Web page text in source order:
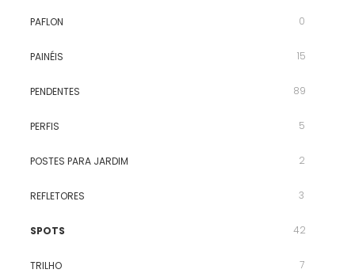
PAFLON 0
PAINÉIS 15
PENDENTES 89
PERFIS 5
POSTES PARA JARDIM 2
REFLETORES 3
SPOTS 42
TRILHO 7